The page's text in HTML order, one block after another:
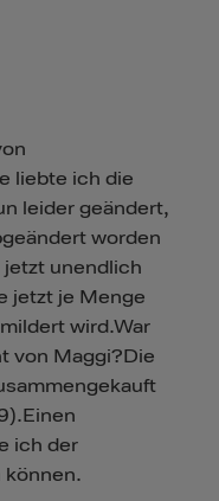
liebte ich die
leider geändert,
worden
unendlich
jetzt je Menge
wird.War
von Maggi?Die
ich der